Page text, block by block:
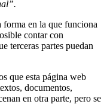
forma en la que funciona
contar con
terceras partes puedan
que esta página web
documentos,
en otra parte, pero se